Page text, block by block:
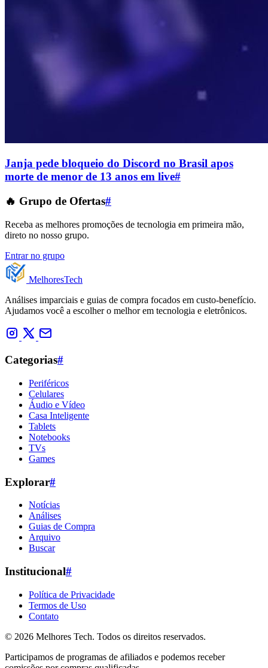
Janja pede bloqueio do Discord no Brasil apos
morte de menor de 13 anos em live#
🔥 Grupo de Ofertas#
Receba as melhores promoções de tecnologia em primeira mão,
direto no nosso grupo.
Entrar no grupo
MelhoresTech
Análises imparciais e guias de compra focados em custo-benefício.
Ajudamos você a escolher o melhor em tecnologia e eletrônicos.
Categorias#
Periféricos
Celulares
Áudio e Vídeo
Casa Inteligente
Tablets
Notebooks
TVs
Games
Explorar#
Notícias
Análises
Guias de Compra
Arquivo
Buscar
Institucional#
Política de Privacidade
Termos de Uso
Contato
© 2026 Melhores Tech. Todos os direitos reservados.
Participamos de programas de afiliados e podemos receber